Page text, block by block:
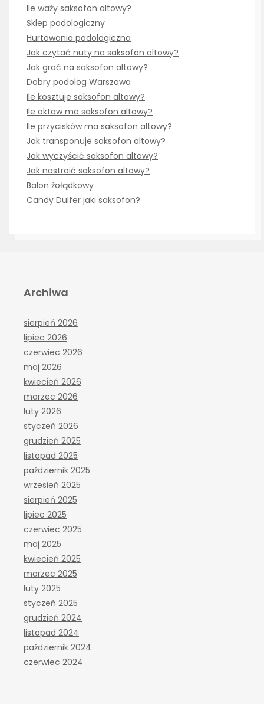
Ile waży saksofon altowy?
Sklep podologiczny
Hurtowania podologiczna
Jak czytać nuty na saksofon altowy?
Jak grać na saksofon altowy?
Dobry podolog Warszawa
Ile kosztuje saksofon altowy?
Ile oktaw ma saksofon altowy?
Ile przycisków ma saksofon altowy?
Jak transponuje saksofon altowy?
Jak wyczyścić saksofon altowy?
Jak nastroić saksofon altowy?
Balon żołądkowy
Candy Dulfer jaki saksofon?
Archiwa
sierpień 2026
lipiec 2026
czerwiec 2026
maj 2026
kwiecień 2026
marzec 2026
luty 2026
styczeń 2026
grudzień 2025
listopad 2025
październik 2025
wrzesień 2025
sierpień 2025
lipiec 2025
czerwiec 2025
maj 2025
kwiecień 2025
marzec 2025
luty 2025
styczeń 2025
grudzień 2024
listopad 2024
październik 2024
czerwiec 2024